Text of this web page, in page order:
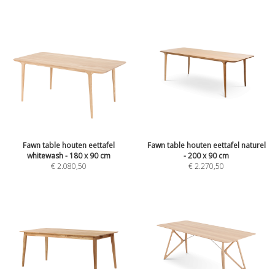
Fawn table houten eettafel
whitewash - 180 x 90 cm
€2.080,50
Fawn table houten eettafel naturel
- 200 x 90 cm
€2.270,50